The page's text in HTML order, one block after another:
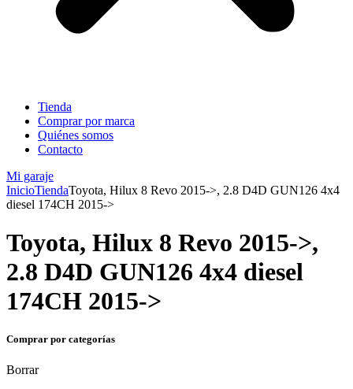
Tienda
Comprar por marca
Quiénes somos
Contacto
Mi garaje
InicioTiendaToyota, Hilux 8 Revo 2015->, 2.8 D4D GUN126 4x4
diesel 174CH 2015->
Toyota, Hilux 8 Revo 2015->,
2.8 D4D GUN126 4x4 diesel
174CH 2015->
Comprar por categorías
Borrar